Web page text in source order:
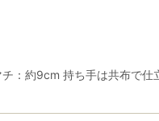
約9cm 持ち手は共布で仕